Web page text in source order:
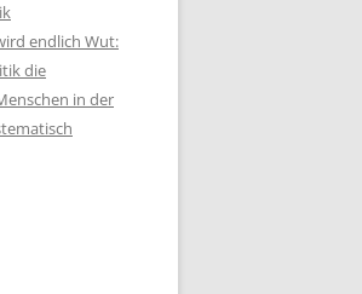
endlich Wut:
die
in der